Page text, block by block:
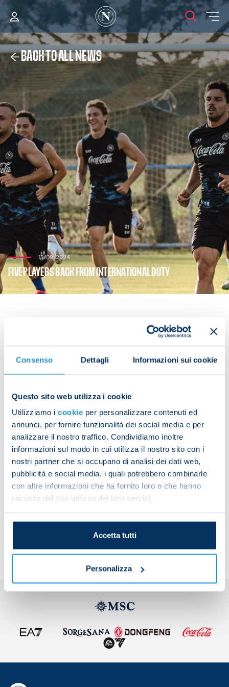
Consenso Dettagli Informazioni sui cookie
Questo sito web utilizza i cookie
Utilizziamo i cookie per personalizzare contenuti ed
annunci, per fornire funzionalità dei social media e per
analizzare il nostro traffico. Condividiamo inoltre
informazioni sul modo in cui utilizza il nostro sito con i
nostri partner che si occupano di analisi dei dati web,
pubblicità e social media, i quali potrebbero combinarle
con altre informazioni che ha fornito loro o che hanno
raccolto dal suo utilizzo dei loro servizi.
Accetta tutti
Personalizza
BACK TO ALL NEWS
11/09/2024
FIVE PLAYERS BACK FROM INTERNATIONAL DUTY
Napoli Training Centre.
against Cagliari, taking place this Sunday at 18:00
Alessandro Buongiorno, Giovanni Di Lorenzo, Alex
Meret, Giacomo Raspadori and Amir Rrahmani
came back into the fold having been away with
their countries.